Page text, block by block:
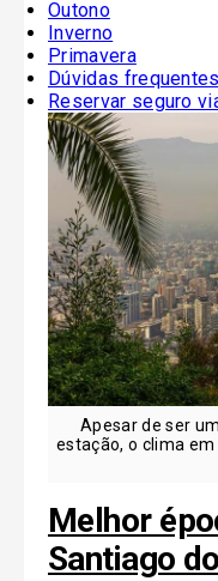
Outono
Inverno
Primavera
Dúvidas frequentes
Reservar seguro
Apesar de ser
estação, o clima
Melhor
Santiago